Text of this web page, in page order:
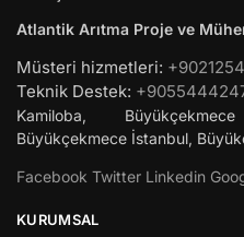
Atlantik Arıtma Proje ve
Müsteri hizmetleri:
Teknik Destek:
Kamiloba,
Büyükçekmece İstanbul,
Facebook Twitter Linkedin
KURUMSAL